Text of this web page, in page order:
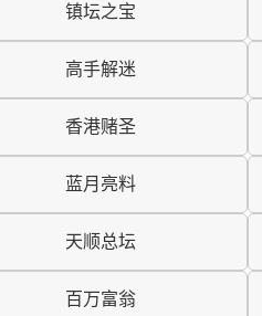
镇坛之宝
高手解迷
香港赌圣
蓝月亮料
天顺总坛
百万富翁